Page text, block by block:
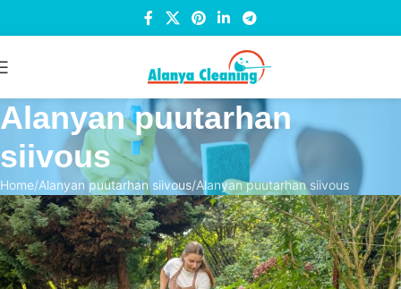
Alanyan puutarhan
siivous
Home Alanyan puutarhan siivous Alanyan puutarhan siivous